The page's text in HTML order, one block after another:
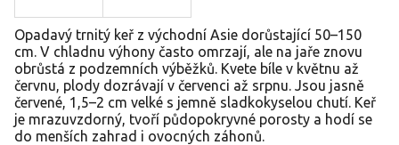
Opadavý trnitý keř z východní Asie dorůstající 50–150
cm. V chladnu výhony často omrzají, ale na jaře znovu
obrůstá z podzemních výběžků. Kvete bíle v květnu až
červnu, plody dozrávají v červenci až srpnu. Jsou jasně
červené, 1,5–2 cm velké s jemně sladkokyselou chutí. Keř
je mrazuvzdorný, tvoří půdopokryvné porosty a hodí se
do menších zahrad i ovocných záhonů.